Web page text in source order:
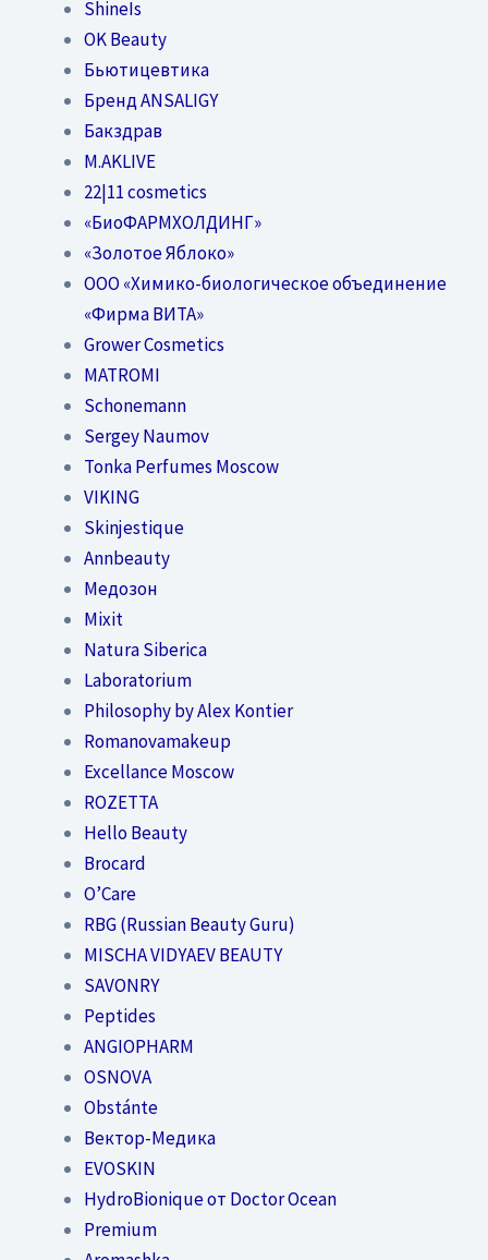
ShineIs
OK Beauty
Бьютицевтика
Бренд ANSALIGY
Бакздрав
M.AKLIVE
22|11 cosmetics
«БиоФАРМХОЛДИНГ»
«Золотое Яблоко»
OOO «Химико-биологическое объединение
«Фирма ВИТА»
Grower Cosmetics
MATROMI
Schonemann
Sergey Naumov
Tonka Perfumes Moscow
VIKING
Skinjestique
Annbeauty
Медозон
Mixit
Natura Siberica
Laboratorium
Philosophy by Alex Kontier
Romanovamakeup
Excellance Moscow
ROZETTA
Hello Beauty
Brocard
O’Care
RBG (Russian Beauty Guru)
MISCHA VIDYAEV BEAUTY
SAVONRY
Peptides
ANGIOPHARM
OSNOVA
Obstánte
Вектор-Медика
EVOSKIN
HydroBionique от Doctor Ocean
Premium